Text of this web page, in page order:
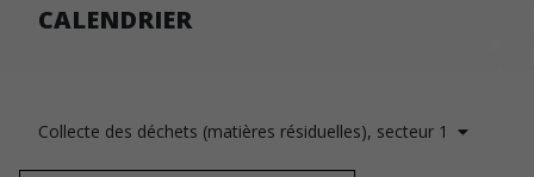
CALENDRIER
Collecte des déchets (matières résiduelles), secteur 1